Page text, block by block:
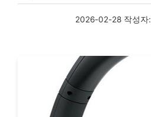
2026-02-28 작성자: